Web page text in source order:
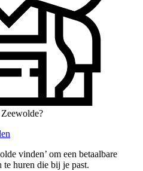
vinden’ om een betaalbare
huren die bij je past.